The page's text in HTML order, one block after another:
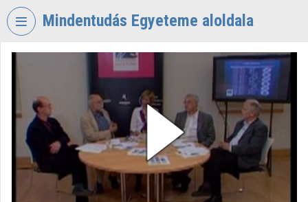
Skip header
Mindentudás Egyeteme aloldala
MINDENTUDÁS
EGYETEME
Organization home
Log In